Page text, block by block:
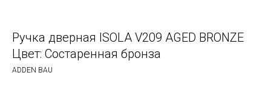
Ручка дверная ISOLA V209 AGED BRONZE
Цвет: Состаренная бронза
ADDEN BAU